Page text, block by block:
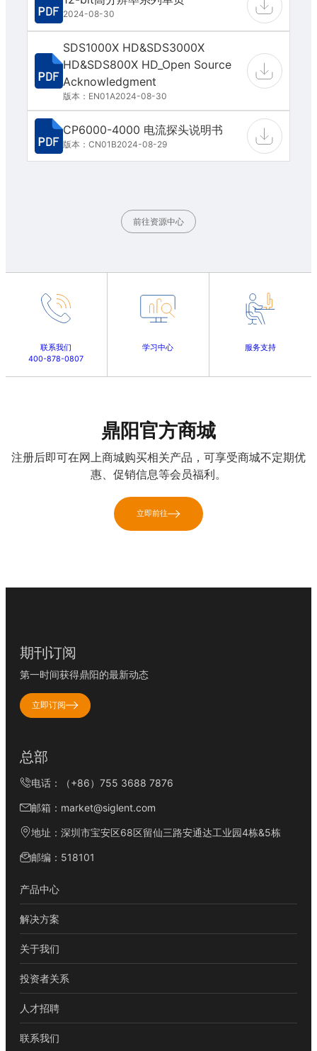
2024-08-30
SDS1000X HD&SDS3000X
HD&SDS800X HD_Open Source
Acknowledgment
版本：EN01A2024-08-30
CP6000-4000 电流探头说明书
版本：CN01B2024-08-29
前往资源中心
联系我们
400-878-0807
学习中心 服务支持
鼎阳官方商城
注册后即可在网上商城购买相关产品，可享受商城不定期优
惠、促销信息等会员福利。
立即前往
期刊订阅
第一时间获得鼎阳的最新动态
立即订阅
总部
电话：（+86）755 3688 7876
邮箱：market@siglent.com
地址：深圳市宝安区68区留仙三路安通达工业园4栋&5栋
邮编：518101
产品中心
解决方案
关于我们
投资者关系
人才招聘
联系我们